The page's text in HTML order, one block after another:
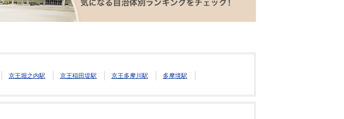
京王堀之内駅 京王稲田堤駅 京王多摩川駅
多摩境駅